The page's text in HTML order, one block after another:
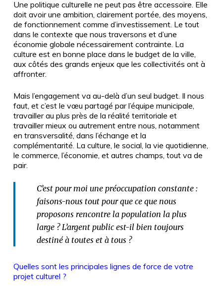
Une politique culturelle ne peut pas être accessoire. Elle
doit avoir une ambition, clairement portée, des moyens,
de fonctionnement comme d’investissement. Le tout
dans le contexte que nous traversons et d’une
économie globale nécessairement contrainte. La
culture est en bonne place dans le budget de la ville,
aux côtés des grands enjeux que les collectivités ont à
affronter.
Mais l’engagement va au-delà d’un seul budget. Il nous
faut, et c’est le vœu partagé par l’équipe municipale,
travailler au plus près de la réalité territoriale et
travailler mieux ou autrement entre nous, notamment
en transversalité, dans l’échange et la
complémentarité. La culture, le social, la vie quotidienne,
le commerce, l’économie, et autres champs, tout va de
pair.
C’est pour moi une préoccupation constante :
faisons-nous tout pour que ce que nous
proposons rencontre la population la plus
large ? L’argent public est-il bien toujours
destiné à toutes et à tous ?
Quelles sont les principales lignes de force de votre
projet culturel ?